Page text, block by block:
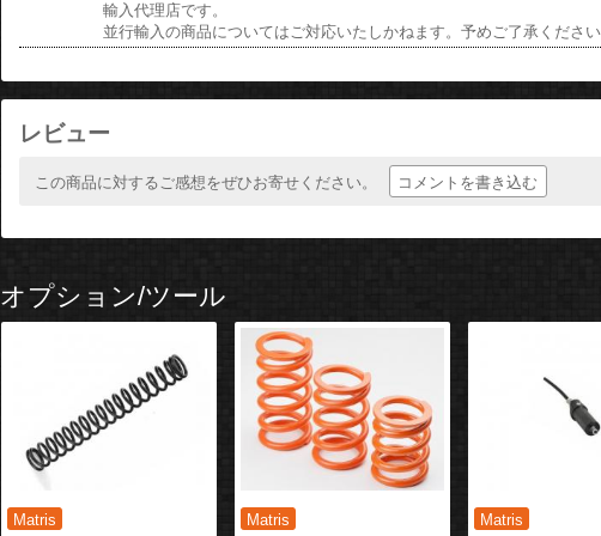
輸入代理店です。
並行輸入の商品についてはご対応いたしかねます。予めご了承くださ
レビュー
この商品に対するご感想をぜひお寄せください。 コメントを書き込む
オプション/ツール